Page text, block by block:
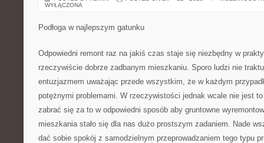
WYŁĄCZONA
Podłoga w najlepszym gatunku
Odpowiedni remont raz na jakiś czas staje się niezbędny w
rzeczywiście dobrze zadbanym mieszkaniu. Sporo ludzi nie
entuzjazmem uważając przede wszystkim, że w każdym
potężnymi problemami. W rzeczywistości jednak wcale nie jest
zabrać się za to w odpowiedni sposób aby gruntowne
mieszkania stało się dla nas dużo prostszym zadaniem. Nade
dać sobie spokój z samodzielnym przeprowadzaniem tego typu